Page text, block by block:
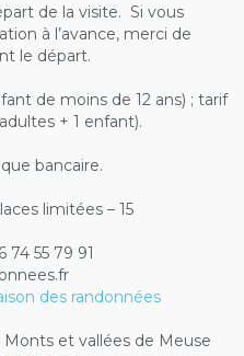
de la visite. Si vous
à l’avance, merci de
le départ.
de moins de 12 ans) ; tarif
+ 1 enfant).
bancaire.
limitées – 15
74 55 79 91
des randonnées
et vallées de Meuse